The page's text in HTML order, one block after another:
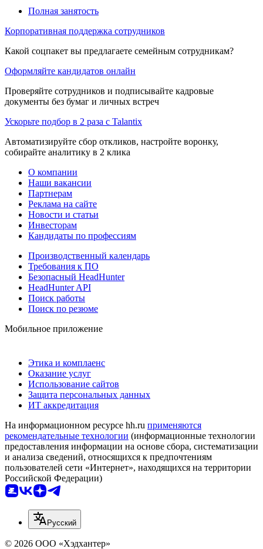
Полная занятость
Корпоративная поддержка сотрудников
Какой соцпакет вы предлагаете семейным сотрудникам?
Оформляйте кандидатов онлайн
Проверяйте сотрудников и подписывайте кадровые
документы без бумаг и личных встреч
Ускорьте подбор в 2 раза с Talantix
Автоматизируйте сбор откликов, настройте воронку,
собирайте аналитику в 2 клика
О компании
Наши вакансии
Партнерам
Реклама на сайте
Новости и статьи
Инвесторам
Кандидаты по профессиям
Производственный календарь
Требования к ПО
Безопасный HeadHunter
HeadHunter API
Поиск работы
Поиск по резюме
Мобильное приложение
Этика и комплаенс
Оказание услуг
Использование сайтов
Защита персональных данных
ИТ аккредитация
На информационном ресурсе hh.ru применяются
рекомендательные технологии (информационные технологии
предоставления информации на основе сбора, систематизации
и анализа сведений, относящихся к предпочтениям
пользователей сети «Интернет», находящихся на территории
Российской Федерации)
Русский
© 2026 ООО «Хэдхантер»